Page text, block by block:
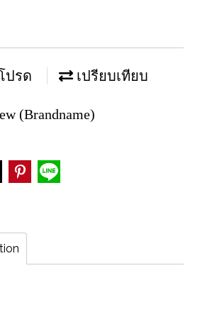
ปรด เปรียบเทียบ
(Brandname)